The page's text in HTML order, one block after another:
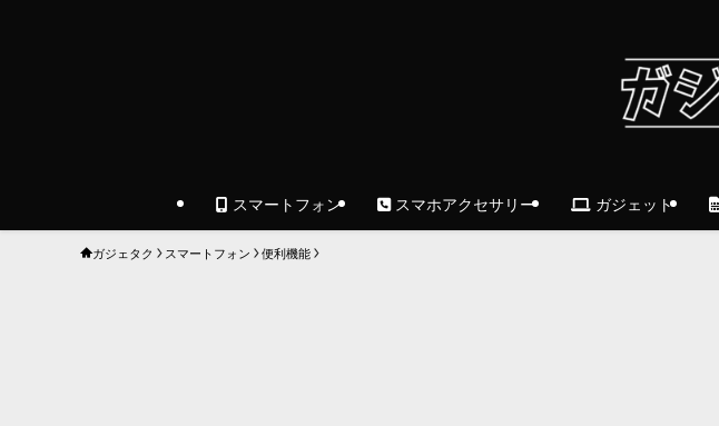
スマートフォン スマホアクセサリー ガジェット
ガジェタク スマートフォン 便利機能